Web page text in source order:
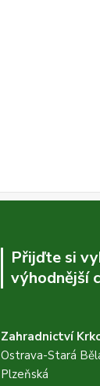
Přijďte si
výhodnější
Zahradnictví
Ostrava-Stará
Plzeňská